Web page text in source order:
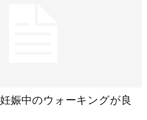
娠中のウォーキングが良